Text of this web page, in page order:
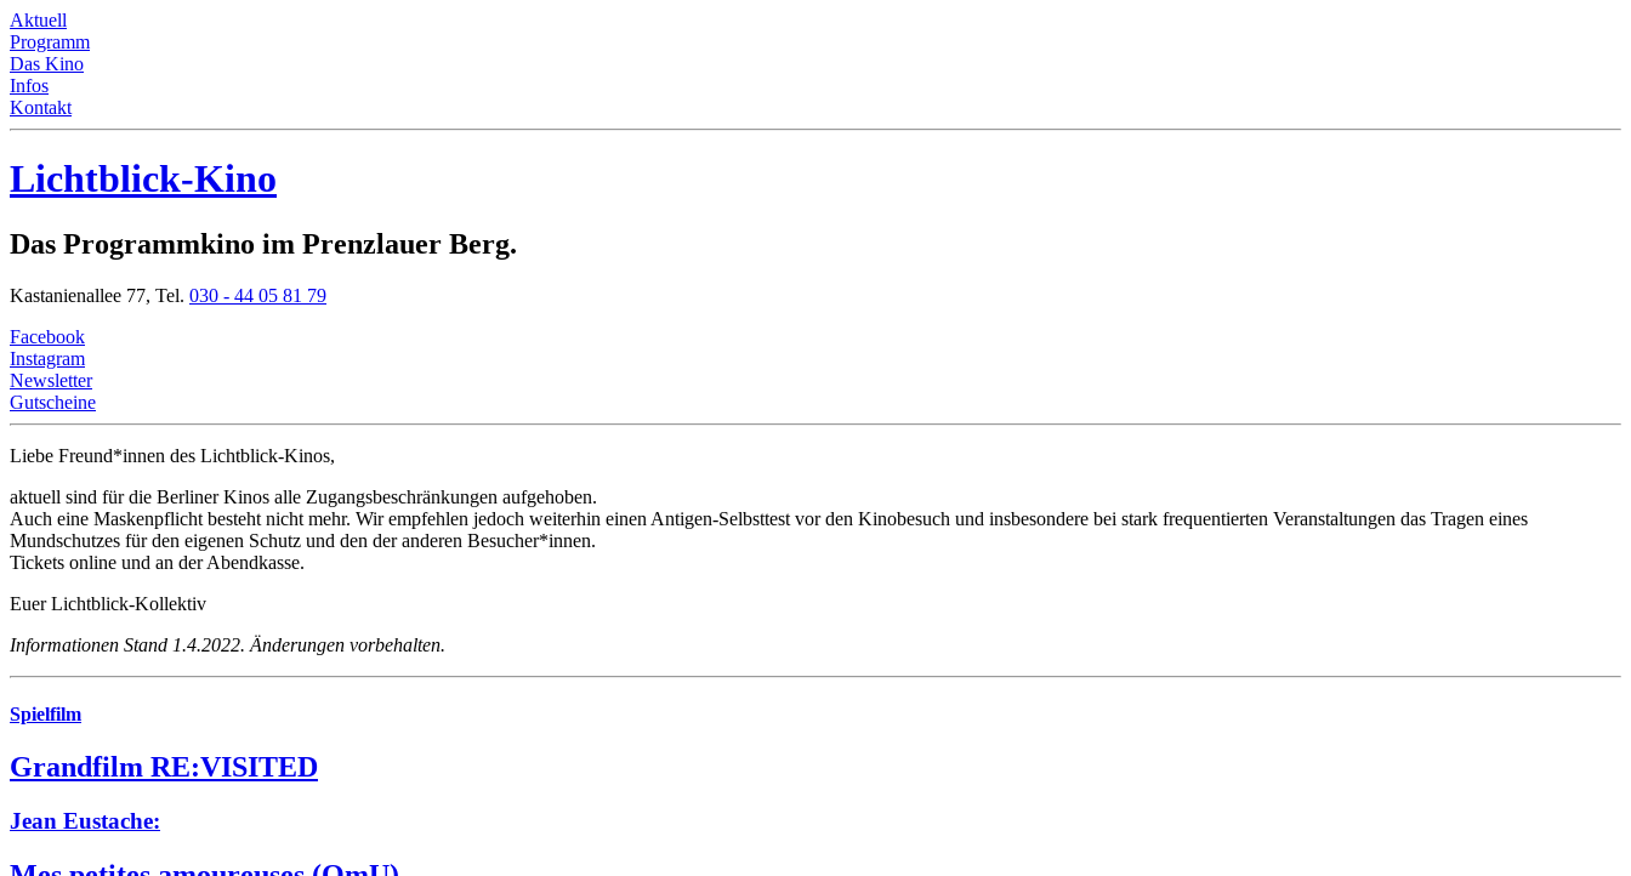
Aktuell
Programm
Das Kino
Infos
Kontakt
Lichtblick-Kino
Das Programmkino im Prenzlauer Berg.
Kastanienallee 77, Tel. 030 - 44 05 81 79
Facebook
Instagram
Newsletter
Gutscheine
Liebe Freund*innen des Lichtblick-Kinos,
aktuell sind für die Berliner Kinos alle Zugangsbeschränkungen aufgehoben.
Auch eine Maskenpflicht besteht nicht mehr. Wir empfehlen jedoch weiterhin einen Antigen-Selbsttest vor den Kinobesuch und insbesondere bei stark frequentierten Veranstaltungen das Tragen eines
Mundschutzes für den eigenen Schutz und den der anderen Besucher*innen.
Tickets online und an der Abendkasse.
Euer Lichtblick-Kollektiv
Informationen Stand 1.4.2022. Änderungen vorbehalten.
Spielfilm
Grandfilm RE:VISITED
Jean Eustache: